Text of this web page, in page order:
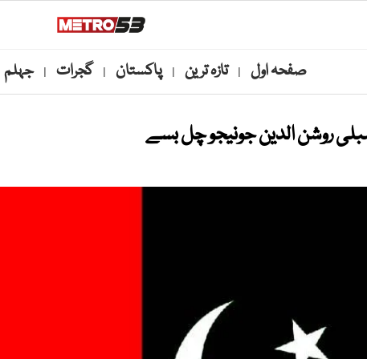
صفحہ اول | تازہ ترین | پاکستان | گجرات | جہلم
روشن الدین جونیجو چل بسے